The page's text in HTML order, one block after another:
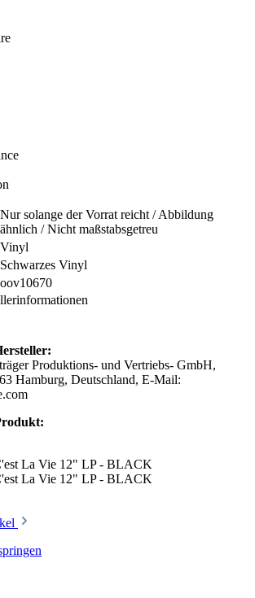
Nur solange der Vorrat reicht / Abbildung
ähnlich / Nicht maßstabsgetreu
Vinyl
Schwarzes Vinyl
oov10670
Produktions- und Vertriebs- GmbH,
Hamburg, Deutschland, E-Mail: